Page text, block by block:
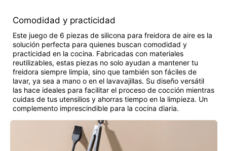
Comodidad y practicidad
Este juego de 6 piezas de silicona para freidora de aire es la
solución perfecta para quienes buscan comodidad y
practicidad en la cocina. Fabricadas con materiales
reutilizables, estas piezas no solo ayudan a mantener tu
freidora siempre limpia, sino que también son fáciles de
lavar, ya sea a mano o en el lavavajillas. Su diseño versátil
las hace ideales para facilitar el proceso de cocción mientras
cuidas de tus utensilios y ahorras tiempo en la limpieza. Un
complemento imprescindible para la cocina diaria.